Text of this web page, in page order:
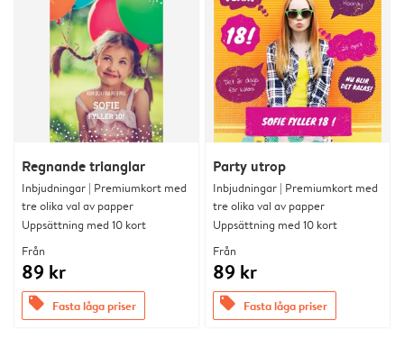
Regnande trianglar
Inbjudningar | Premiumkort med
tre olika val av papper
Uppsättning med 10 kort
Från
89 kr
offers Fasta låga priser
Party utrop
Inbjudningar | Premiumkort med
tre olika val av papper
Uppsättning med 10 kort
Från
89 kr
offers Fasta låga priser